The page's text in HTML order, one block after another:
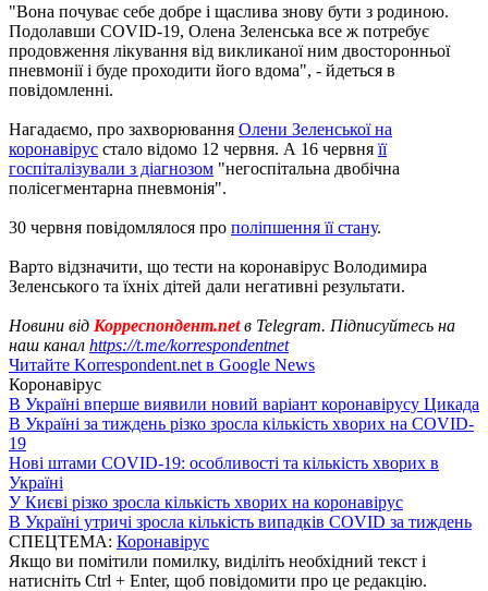
"Вона почуває себе добре і щаслива знову бути з родиною.
Подолавши COVID-19, Олена Зеленська все ж потребує
продовження лікування від викликаної ним двосторонньої
пневмонії і буде проходити його вдома", - йдеться в
повідомленні.
Нагадаємо, про захворювання Олени Зеленської на
коронавірус стало відомо 12 червня. А 16 червня її
госпіталізували з діагнозом "негоспітальна двобічна
полісегментарна пневмонія".
30 червня повідомлялося про поліпшення її стану.
Варто відзначити, що тести на коронавірус Володимира
Зеленського та їхніх дітей дали негативні результати.
Новини від Корреспондент.netв Telegram. Підписуйтесь на
наш канал https://t.me/korrespondentnet
Читайте Korrespondent.net в Google News
Коронавірус
В Україні вперше виявили новий варіант коронавірусу Цикада
В Україні за тиждень різко зросла кількість хворих на COVID-
19
Нові штами COVID-19: особливості та кількість хворих в
Україні
У Києві різко зросла кількість хворих на коронавірус
В Україні утричі зросла кількість випадків COVID за тиждень
СПЕЦТЕМА: Коронавірус
Якщо ви помітили помилку, виділіть необхідний текст і
натисніть Ctrl + Enter, щоб повідомити про це редакцію.